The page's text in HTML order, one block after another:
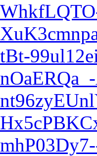
tBt-